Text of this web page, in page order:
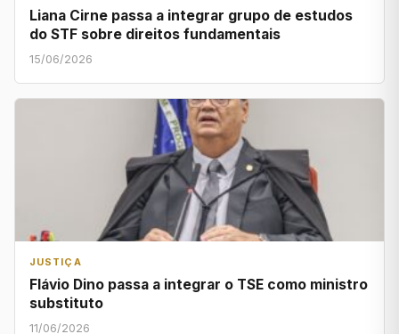
Liana Cirne passa a integrar grupo de estudos
do STF sobre direitos fundamentais
15/06/2026
JUSTIÇA
Flávio Dino passa a integrar o TSE como ministro
substituto
11/06/2026